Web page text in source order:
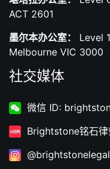
ACT 2601
墨尔本办公室：
Level
Melbourne VIC 3000
社交媒体
微信 ID:
Brightstone铭石律
@brightstonelegal